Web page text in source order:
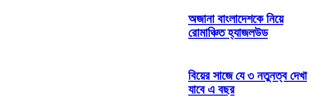
অজানা বাংলাদেশকে নিয়ে
রোমাঞ্চিত হ্যাজলউড
বিয়ের সাজে যে ৩ নতুনত্ব দেখা
যাবে এ বছর